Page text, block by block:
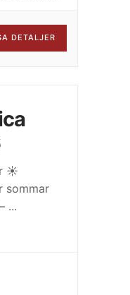
DETALJER
☀️
sommar
...